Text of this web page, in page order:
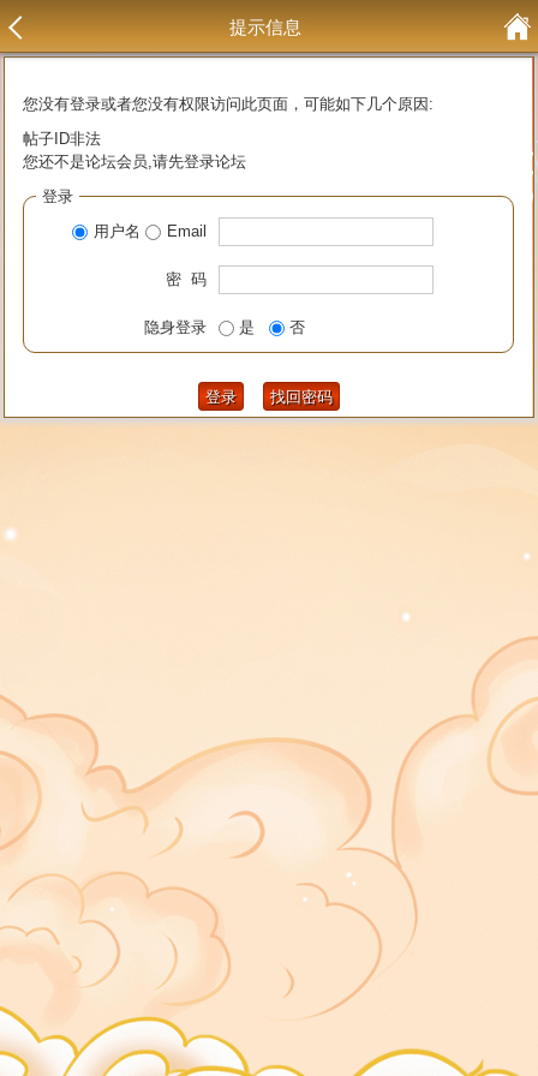
提示信息
您没有登录或者您没有权限访问此页面，可能如下几个原因:
帖子ID非法
您还不是论坛会员,请先登录论坛
登录
用户名
Email
密 码
隐身登录 是 否